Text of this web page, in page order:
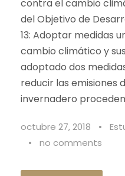
contra el cambio
del Objetivo de
13: Adoptar medidas
cambio climático y
adoptado dos
reducir las emisiones
invernadero
octubre 27, 2018 •
•
no comments